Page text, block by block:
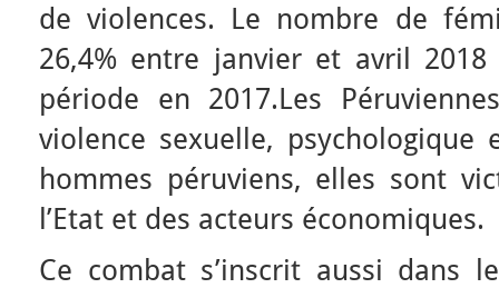
de violences. Le nombre de
26,4% entre janvier et avril
période en 2017.Les
violence sexuelle, psychologique
hommes péruviens, elles sont
l’Etat et des acteurs économiques.
Ce combat s’inscrit aussi dans